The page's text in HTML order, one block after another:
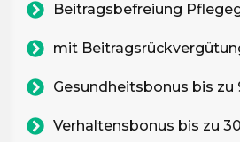
Beitragsbefreiung
mit
Gesundheitsbonus bis zu
Verhaltensbonus bis zu